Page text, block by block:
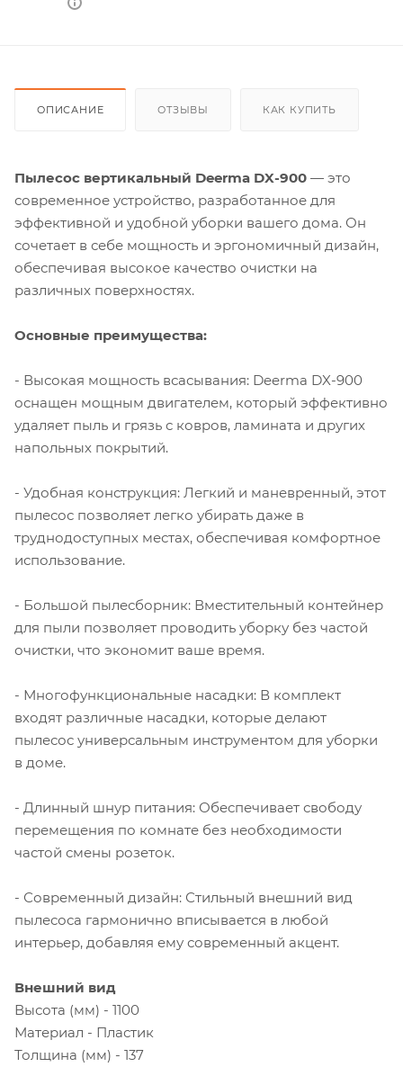
ОПИСАНИЕ ОТЗЫВЫ КАК КУПИТЬ
Пылесос вертикальный Deerma DX-900 — это
современное устройство, разработанное для
эффективной и удобной уборки вашего дома. Он
сочетает в себе мощность и эргономичный дизайн,
обеспечивая высокое качество очистки на
различных поверхностях.
Основные преимущества:
- Высокая мощность всасывания: Deerma DX-900
оснащен мощным двигателем, который эффективно
удаляет пыль и грязь с ковров, ламината и других
напольных покрытий.
- Удобная конструкция: Легкий и маневренный, этот
пылесос позволяет легко убирать даже в
труднодоступных местах, обеспечивая комфортное
использование.
- Большой пылесборник: Вместительный контейнер
для пыли позволяет проводить уборку без частой
очистки, что экономит ваше время.
- Многофункциональные насадки: В комплект
входят различные насадки, которые делают
пылесос универсальным инструментом для уборки
в доме.
- Длинный шнур питания: Обеспечивает свободу
перемещения по комнате без необходимости
частой смены розеток.
- Современный дизайн: Стильный внешний вид
пылесоса гармонично вписывается в любой
интерьер, добавляя ему современный акцент.
Внешний вид
Высота (мм) - 1100
Материал - Пластик
Толщина (мм) - 137